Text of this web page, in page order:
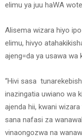
elimu ya juu haWA
Alisema wizara hiyo
elimu, hivyo
ajeng=da ya usawa
“Hivi sasa
inazingatia uwiano wa
ajenda hii, kwani
sana nafasi za
vinaongozwa na